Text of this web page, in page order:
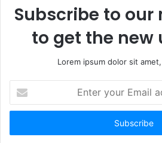
Subscribe to
to get the new
Lorem ipsum dolor sit
t
r